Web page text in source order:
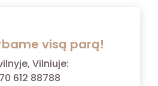
visą parą!
Vilniuje:
612 88788